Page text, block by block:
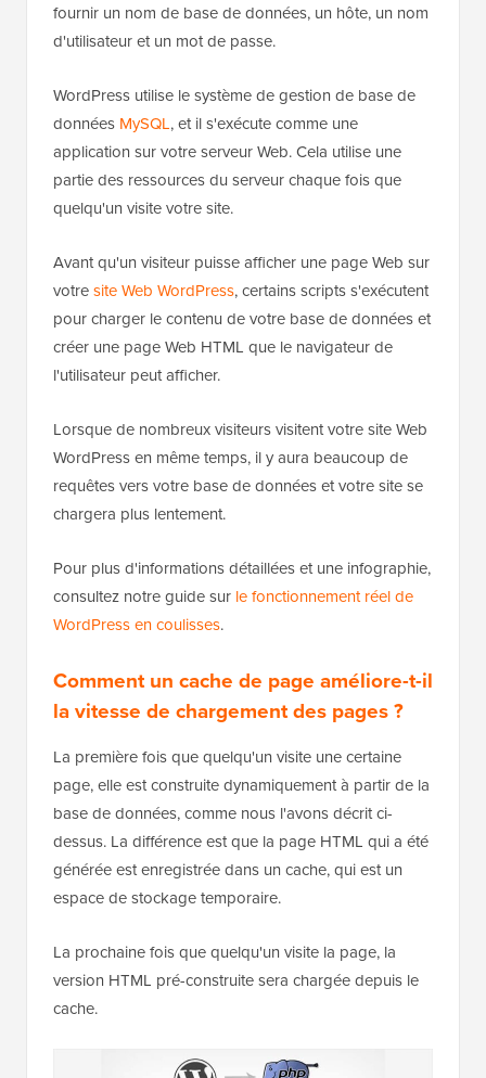
fournir un nom de base de données, un hôte, un nom
d'utilisateur et un mot de passe.
WordPress utilise le système de gestion de base de
données MySQL, et il s'exécute comme une
application sur votre serveur Web. Cela utilise une
partie des ressources du serveur chaque fois que
quelqu'un visite votre site.
Avant qu'un visiteur puisse afficher une page Web sur
votresite Web WordPress, certains scripts s'exécutent
pour charger le contenu de votre base de données et
créer une page Web HTML que le navigateur de
l'utilisateur peut afficher.
Lorsque de nombreux visiteurs visitent votre site Web
WordPress en même temps, il y aura beaucoup de
requêtes vers votre base de données et votre site se
chargera plus lentement.
Pour plus d'informations détaillées et une infographie,
consultez notre guide sur le fonctionnement réel de
WordPress en coulisses.
Comment un cache de page améliore-t-il
la vitesse de chargement des pages ?
La première fois que quelqu'un visite une certaine
page, elle est construite dynamiquement à partir de la
base de données, comme nous l'avons décrit ci-
dessus. La différence est que la page HTML qui a été
générée est enregistrée dans un cache, qui est un
espace de stockage temporaire.
La prochaine fois que quelqu'un visite la page, la
version HTML pré-construite sera chargée depuis le
cache.